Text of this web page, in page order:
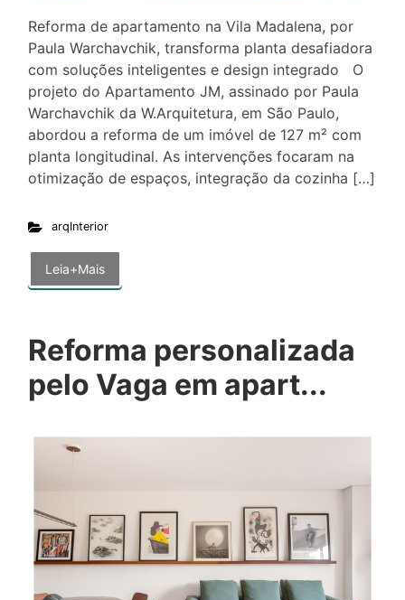
Reforma de apartamento na Vila Madalena, por
Paula Warchavchik, transforma planta desafiadora
com soluções inteligentes e design integrado O
projeto do Apartamento JM, assinado por Paula
Warchavchik da W.Arquitetura, em São Paulo,
abordou a reforma de um imóvel de 127 m² com
planta longitudinal. As intervenções focaram na
otimização de espaços, integração da cozinha […]
arqInterior
Leia+Mais
Reforma personalizada
pelo Vaga em apart...